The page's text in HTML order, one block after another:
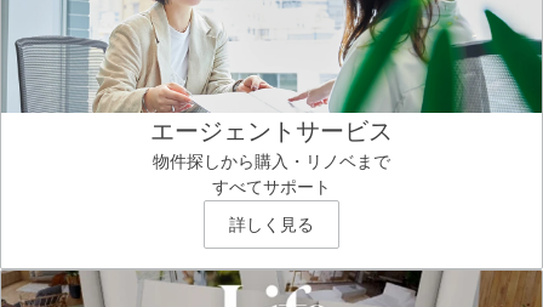
エージェントサービス
物件探しから購入・リノベまで
すべてサポート
詳しく見る